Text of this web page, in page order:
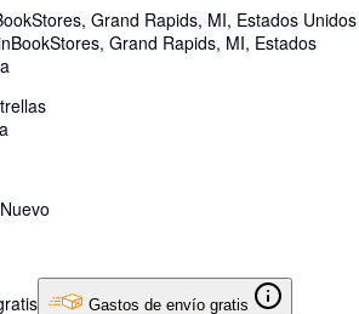
Grand Rapids, MI, Estados Unidos
, Grand Rapids, MI, Estados
Nuevo
Gastos de envío gratis